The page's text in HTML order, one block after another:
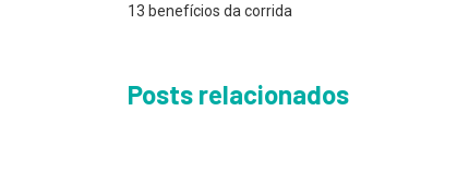
13 benefícios da corrida
Posts relacionados